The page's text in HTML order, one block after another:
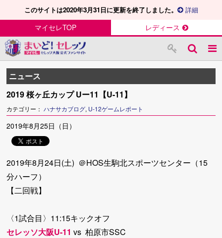
このサイトは2020年3月31日に更新を終了しました。 詳細
マイセレTOP レディース
ニュース
2019 桜ヶ丘カップ Uー11【U-11】
カテゴリー：ハナサカブログ, U-12ゲームレポート
2019年8月25日（日）
2019年8月24日(土) ＠HOS生駒北スポーツセンター（15
分ハーフ）
【二回戦】
〈1試合目〉11:15キックオフ
セレッソ大阪U-11 vs 柏原市SSC